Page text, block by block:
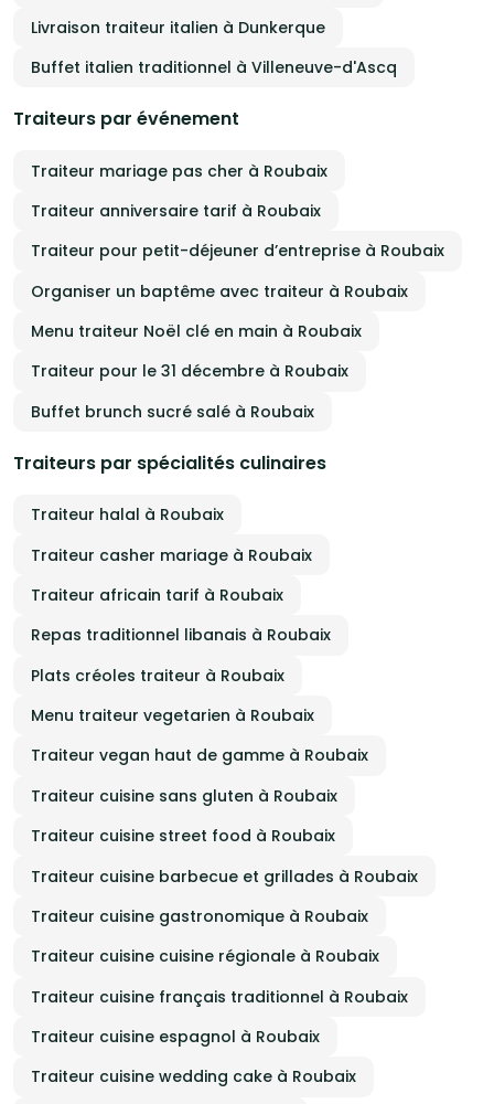
Livraison traiteur italien à Dunkerque
Buffet italien traditionnel à Villeneuve-d'Ascq
Traiteurs par événement
Traiteur mariage pas cher à Roubaix
Traiteur anniversaire tarif à Roubaix
Traiteur pour petit-déjeuner d’entreprise à Roubaix
Organiser un baptême avec traiteur à Roubaix
Menu traiteur Noël clé en main à Roubaix
Traiteur pour le 31 décembre à Roubaix
Buffet brunch sucré salé à Roubaix
Traiteurs par spécialités culinaires
Traiteur halal à Roubaix
Traiteur casher mariage à Roubaix
Traiteur africain tarif à Roubaix
Repas traditionnel libanais à Roubaix
Plats créoles traiteur à Roubaix
Menu traiteur vegetarien à Roubaix
Traiteur vegan haut de gamme à Roubaix
Traiteur cuisine sans gluten à Roubaix
Traiteur cuisine street food à Roubaix
Traiteur cuisine barbecue et grillades à Roubaix
Traiteur cuisine gastronomique à Roubaix
Traiteur cuisine cuisine régionale à Roubaix
Traiteur cuisine français traditionnel à Roubaix
Traiteur cuisine espagnol à Roubaix
Traiteur cuisine wedding cake à Roubaix